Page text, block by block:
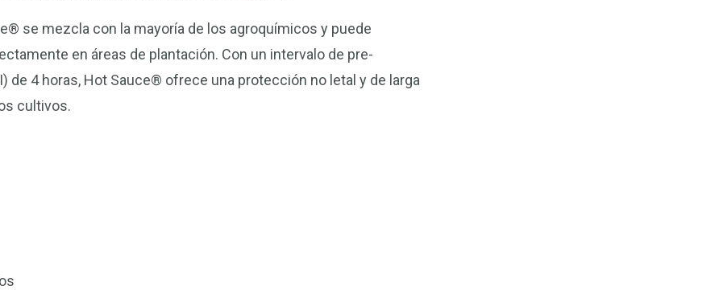
se mezcla con la mayoría de los agroquímicos y puede
en áreas de plantación. Con un intervalo de pre-
de 4 horas, Hot Sauce® ofrece una protección no letal y de larga
cultivos.